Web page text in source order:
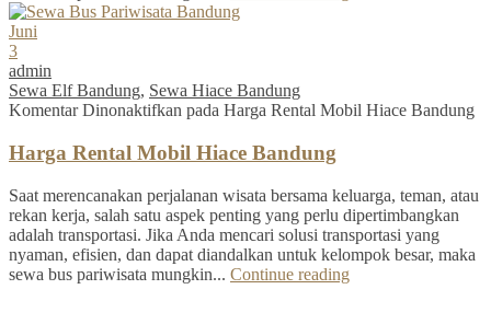
Juni
3
admin
Sewa Elf Bandung, Sewa Hiace Bandung
Komentar Dinonaktifkan pada Harga Rental Mobil Hiace Bandung
Harga Rental Mobil Hiace Bandung
Saat merencanakan perjalanan wisata bersama keluarga, teman, atau
rekan kerja, salah satu aspek penting yang perlu dipertimbangkan
adalah transportasi. Jika Anda mencari solusi transportasi yang
nyaman, efisien, dan dapat diandalkan untuk kelompok besar, maka
sewa bus pariwisata mungkin... Continue reading